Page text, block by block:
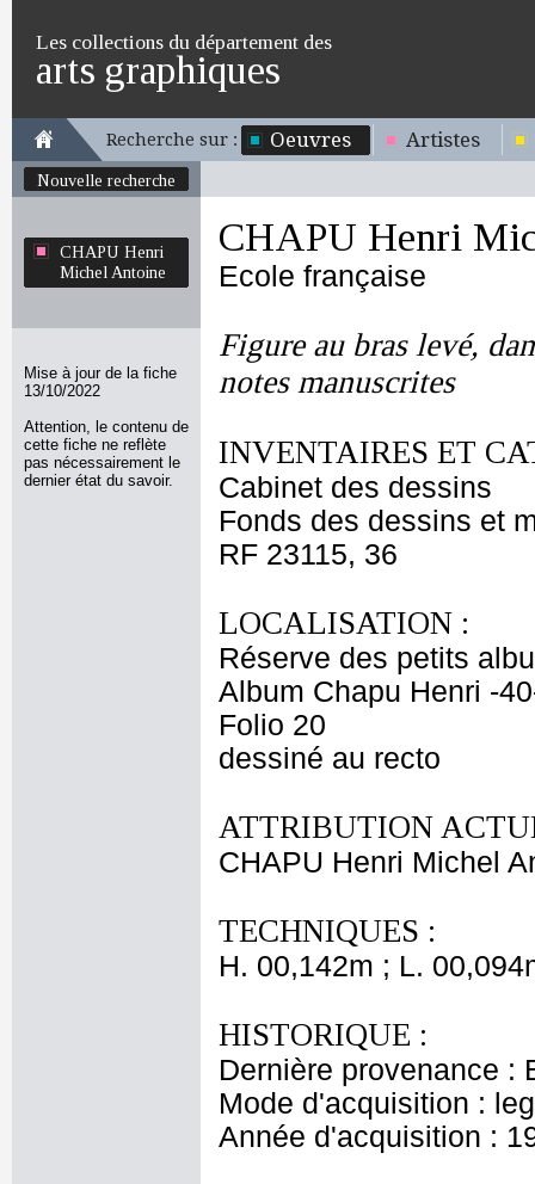
Les collections du département des
arts graphiques
Recherche sur : Oeuvres Artistes
Nouvelle recherche
CHAPU Henri
Michel Antoine
Mise à jour de la fiche
13/10/2022
Attention, le contenu de
cette fiche ne reflète
pas nécessairement le
dernier état du savoir.
CHAPU Henri
Ecole française
Figure au bras levé,
notes manuscrites
INVENTAIRES ET
Cabinet des dessins
Fonds des dessins et
RF 23115, 36
LOCALISATION :
Réserve des petits
Album Chapu Henri -
Folio 20
dessiné au recto
ATTRIBUTION
CHAPU Henri Michel
TECHNIQUES :
H. 00,142m ; L.
HISTORIQUE :
Dernière provenance :
Mode d'acquisition :
Année d'acquisition :